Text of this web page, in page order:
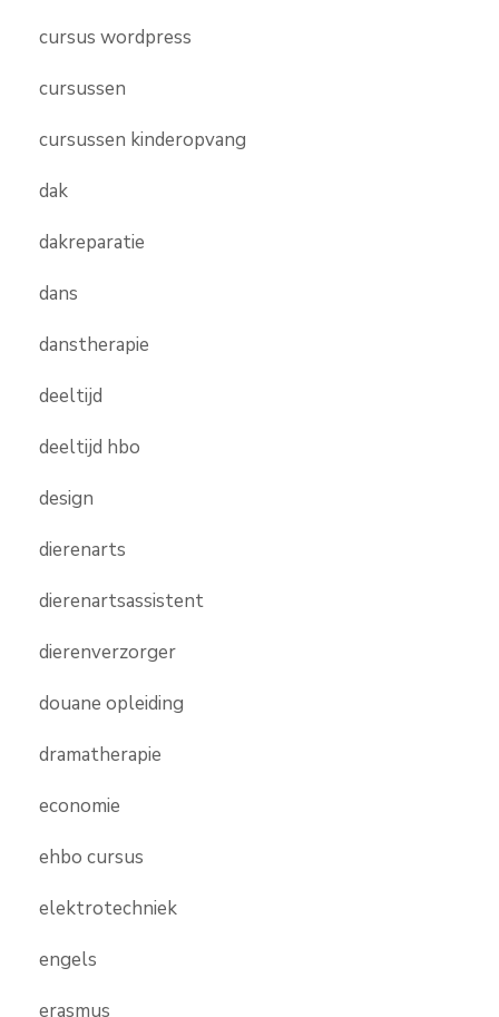
cursus wordpress
cursussen
cursussen kinderopvang
dak
dakreparatie
dans
danstherapie
deeltijd
deeltijd hbo
design
dierenarts
dierenartsassistent
dierenverzorger
douane opleiding
dramatherapie
economie
ehbo cursus
elektrotechniek
engels
erasmus